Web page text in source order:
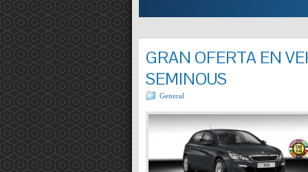
GRAN OFERTA EN
SEMINOUS
General